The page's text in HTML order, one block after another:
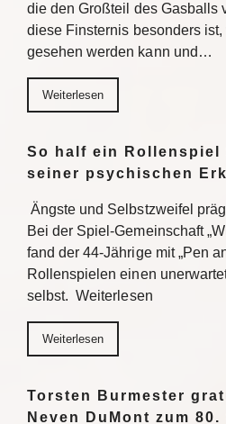
die den Großteil des Gasballs
diese Finsternis besonders
gesehen werden kann und…
Weiterlesen
So half ein Rollenspiel
seiner psychischen
Ängste und Selbstzweifel
Bei der Spiel-Gemeinschaft
fand der 44-Jährige mit „Pen
Rollenspielen einen
selbst. Weiterlesen
Weiterlesen
Torsten Burmester
Neven DuMont zum